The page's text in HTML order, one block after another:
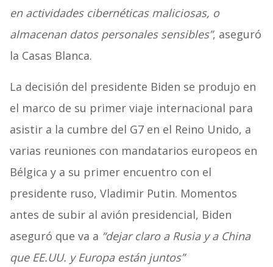
en actividades cibernéticas maliciosas, o
almacenan datos personales sensibles”, aseguró
la Casas Blanca.
La decisión del presidente Biden se produjo en
el marco de su primer viaje internacional para
asistir a la cumbre del G7 en el Reino Unido, a
varias reuniones con mandatarios europeos en
Bélgica y a su primer encuentro con el
presidente ruso, Vladimir Putin. Momentos
antes de subir al avión presidencial, Biden
aseguró que va a “dejar claro a Rusia y a China
que EE.UU. y Europa están juntos”